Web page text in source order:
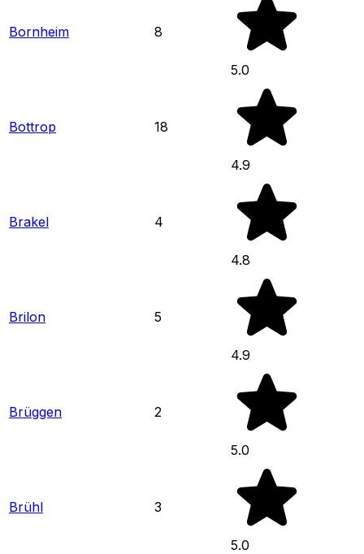
Bornheim 8
5.0
Bottrop 18
4.9
Brakel 4
4.8
Brilon 5
4.9
Brüggen 2
5.0
Brühl 3
5.0